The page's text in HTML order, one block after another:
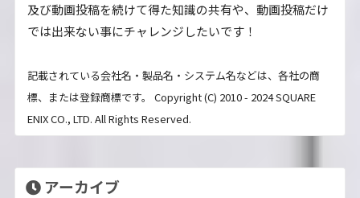
及び動画投稿を続けて得た知識の共有や、動画投稿だけ
では出来ない事にチャレンジしたいです！
記載されている会社名・製品名・システム名などは、各社の商
標、または登録商標です。 Copyright (C) 2010 - 2024 SQUARE
ENIX CO., LTD. All Rights Reserved.
アーカイブ